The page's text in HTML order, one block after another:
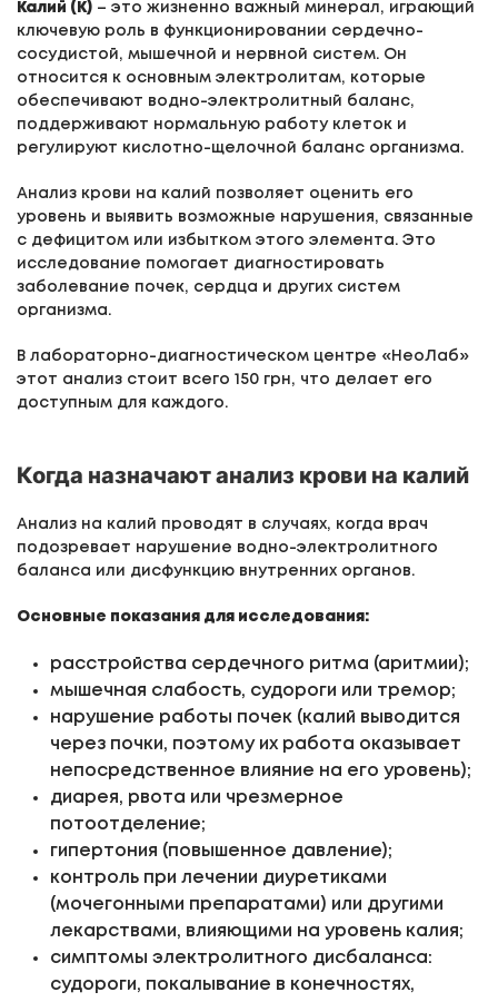
Калий (К) – это жизненно важный минерал, играющий
ключевую роль в функционировании сердечно-
сосудистой, мышечной и нервной систем. Он
относится к основным электролитам, которые
обеспечивают водно-электролитный баланс,
поддерживают нормальную работу клеток и
регулируют кислотно-щелочной баланс организма.
Анализ крови на калий позволяет оценить его
уровень и выявить возможные нарушения, связанные
с дефицитом или избытком этого элемента. Это
исследование помогает диагностировать
заболевание почек, сердца и других систем
организма.
В лабораторно-диагностическом центре «НеоЛаб»
этот анализ стоит всего 150 грн, что делает его
доступным для каждого.
Когда назначают анализ крови на калий
Анализ на калий проводят в случаях, когда врач
подозревает нарушение водно-электролитного
баланса или дисфункцию внутренних органов.
Основные показания для исследования:
расстройства сердечного ритма (аритмии);
мышечная слабость, судороги или тремор;
нарушение работы почек (калий выводится
через почки, поэтому их работа оказывает
непосредственное влияние на его уровень);
диарея, рвота или чрезмерное
потоотделение;
гипертония (повышенное давление);
контроль при лечении диуретиками
(мочегонными препаратами) или другими
лекарствами, влияющими на уровень калия;
симптомы электролитного дисбаланса:
судороги, покалывание в конечностях,